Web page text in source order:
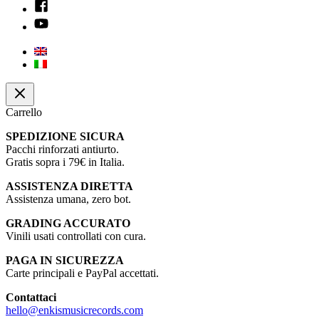
Carrello
SPEDIZIONE SICURA
Pacchi rinforzati antiurto.
Gratis sopra i 79€ in Italia.
ASSISTENZA DIRETTA
Assistenza umana, zero bot.
GRADING ACCURATO
Vinili usati controllati con cura.
PAGA IN SICUREZZA
Carte principali e PayPal accettati.
Contattaci
hello@enkismusicrecords.com